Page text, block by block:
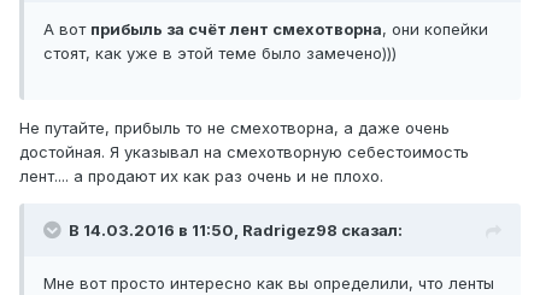
А вот прибыль за счёт лент смехотворна, они копейки
стоят, как уже в этой теме было замечено)))
Не путайте, прибыль то не смехотворна, а даже очень
достойная. Я указывал на смехотворную себестоимость
лент.... а продают их как раз очень и не плохо.
В 14.03.2016 в 11:50, Radrigez98 сказал:
Мне вот просто интересно как вы определили, что ленты